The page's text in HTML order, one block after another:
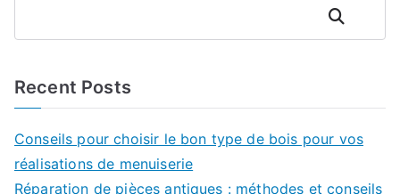
Rechercher
Recent Posts
Conseils pour choisir le bon type de bois pour vos
réalisations de menuiserie
Réparation de pièces antiques : méthodes et conseils